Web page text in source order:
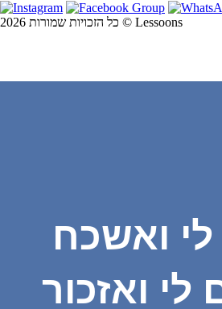
כל הזכויות שמורות 2026 © Lessoons